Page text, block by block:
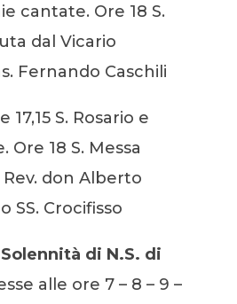
cantate. Ore 18 S.
dal Vicario
Fernando Caschili
17,15 S. Rosario e
Ore 18 S. Messa
don Alberto
SS. Crocifisso
Solennità di N.S. di
alle ore 7 – 8 – 9 –